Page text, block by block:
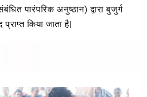
पारंपरिक अनुष्ठान) द्वारा बुजुर्ग
किया जाता है|